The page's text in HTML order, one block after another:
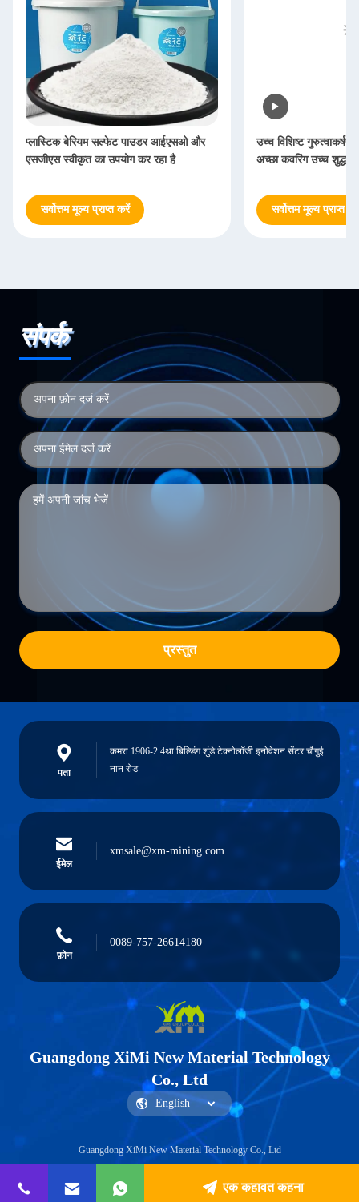
प्लास्टिक बेरियम सल्फेट पाउडर आईएसओ और
एसजीएस स्वीकृत का उपयोग कर रहा है
सर्वोत्तम मूल्य प्राप्त करें
उच्च विशिष्ट
अच्छा कवरिंग उच्च
सर्वोत्तम मूल्य प्राप्त
संपर्क
प्रस्तुत
पता
कमरा 1906-2 4था बिल्डिंग शुंडे टेक्नोलॉजी इनोवेशन सेंटर चौगुई
नान रोड
ईमेल
xmsale@xm-mining.com
फ़ोन
0089-757-26614180
Guangdong XiMi New Material Technology
Co., Ltd
Guangdong XiMi New Material Technology Co., Ltd
एक कहावत कहना